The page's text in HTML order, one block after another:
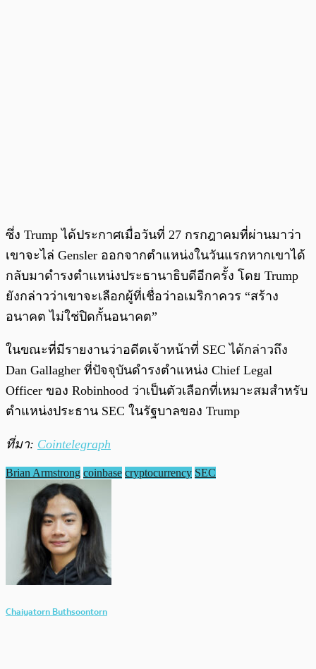
ซึ่ง Trump ได้ประกาศเมื่อวันที่ 27 กรกฎาคมที่ผ่านมาว่า
เขาจะไล่ Gensler ออกจากตำแหน่งในวันแรกหากเขาได้
กลับมาดำรงตำแหน่งประธานาธิบดีอีกครั้ง โดย Trump
ยังกล่าวว่าเขาจะเลือกผู้ที่เชื่อว่าอเมริกาควร “สร้าง
อนาคต ไม่ใช่ปิดกั้นอนาคต”
ในขณะที่มีรายงานว่าอดีตเจ้าหน้าที่ SEC ได้กล่าวถึง
Dan Gallagher ที่ปัจจุบันดำรงตำแหน่ง Chief Legal
Officer ของ Robinhood ว่าเป็นตัวเลือกที่เหมาะสมสำหรับ
ตำแหน่งประธาน SEC ในรัฐบาลของ Trump
ที่มา: Cointelegraph
Brian Armstrong coinbase cryptocurrency SEC
Chaiyatorn Buthsoontorn